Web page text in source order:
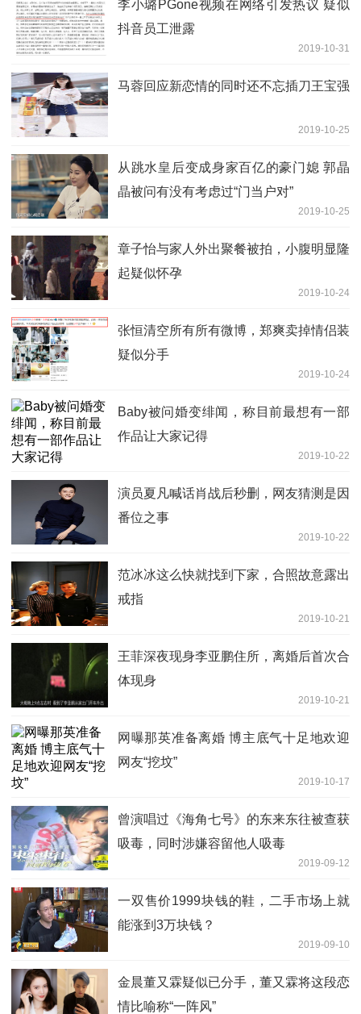
李小璐PGone视频在网络引发热议 疑似
抖音员工泄露
2019-10-31
马蓉回应新恋情的同时还不忘插刀王宝强
2019-10-25
从跳水皇后变成身家百亿的豪门媳 郭晶
晶被问有没有考虑过“门当户对”
2019-10-25
章子怡与家人外出聚餐被拍，小腹明显隆
起疑似怀孕
2019-10-24
张恒清空所有所有微博，郑爽卖掉情侣装
疑似分手
2019-10-24
Baby被问婚变绯闻，称目前最想有一部
作品让大家记得
2019-10-22
演员夏凡喊话肖战后秒删，网友猜测是因
番位之事
2019-10-22
范冰冰这么快就找到下家，合照故意露出
戒指
2019-10-21
王菲深夜现身李亚鹏住所，离婚后首次合
体现身
2019-10-21
网曝那英准备离婚 博主底气十足地欢迎
网友“挖坟”
2019-10-17
曾演唱过《海角七号》的东来东往被查获
吸毒，同时涉嫌容留他人吸毒
2019-09-12
一双售价1999块钱的鞋，二手市场上就
能涨到3万块钱？
2019-09-10
金晨董又霖疑似已分手，董又霖将这段恋
情比喻称“一阵风”